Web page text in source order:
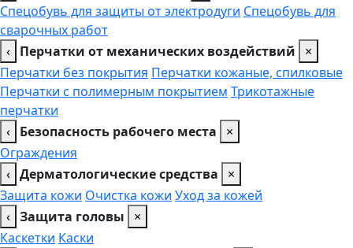
Спецобувь для защиты от электродуги Спецобувь для
сварочных работ
‹ Перчатки от механических воздействий
×
Перчатки без покрытия Перчатки кожаные, спилковые
Перчатки с полимерным покрытием Трикотажные
перчатки
‹ Безопасность рабочего места
×
Ограждения
‹ Дерматологические средства
×
Защита кожи Очистка кожи Уход за кожей
‹ Защита головы
×
Каскетки Каски